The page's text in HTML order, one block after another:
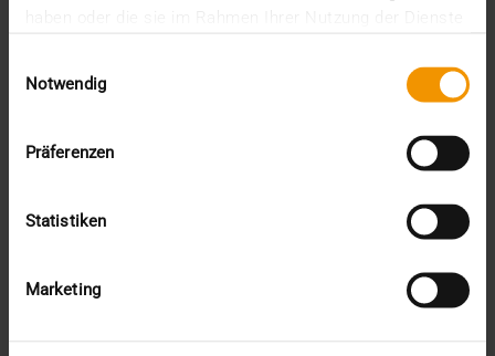
Notwendig
Präferenzen
Statistiken
Marketing
September (1)
Mai (5)
Februar (1)
Dezember (4)